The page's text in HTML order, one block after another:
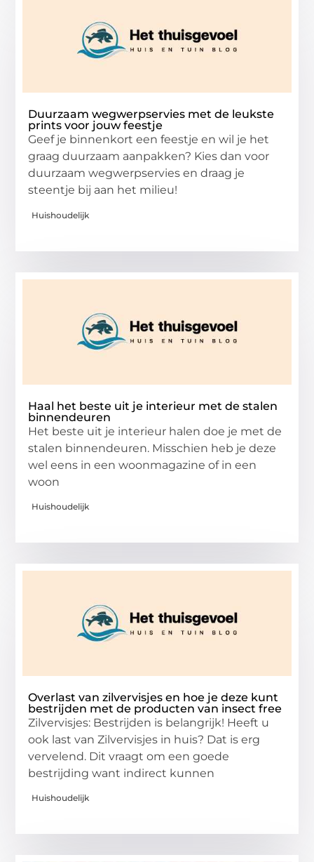
Duurzaam wegwerpservies met de leukste
prints voor jouw feestje
Geef je binnenkort een feestje en wil je het
graag duurzaam aanpakken? Kies dan voor
duurzaam wegwerpservies en draag je
steentje bij aan het milieu!
Huishoudelijk
Haal het beste uit je interieur met de stalen
binnendeuren
Het beste uit je interieur halen doe je met de
stalen binnendeuren. Misschien heb je deze
wel eens in een woonmagazine of in een
woon
Huishoudelijk
Overlast van zilvervisjes en hoe je deze kunt
bestrijden met de producten van insect free
Zilvervisjes: Bestrijden is belangrijk! Heeft u
ook last van Zilvervisjes in huis? Dat is erg
vervelend. Dit vraagt om een goede
bestrijding want indirect kunnen
Huishoudelijk